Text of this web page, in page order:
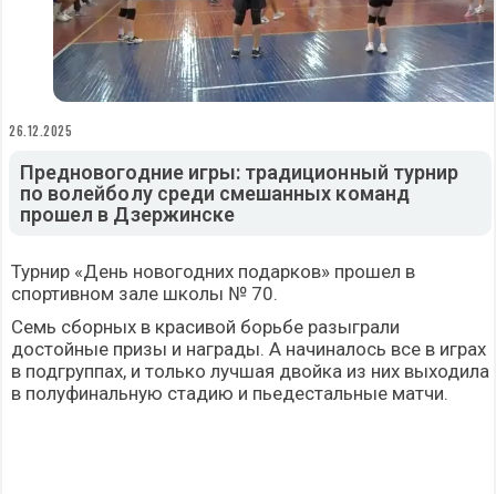
26.12.2025
Предновогодние игры: традиционный турнир
по волейболу среди смешанных команд
прошел в Дзержинске
Турнир «День новогодних подарков» прошел в
спортивном зале школы № 70.
Семь сборных в красивой борьбе разыграли
достойные призы и награды. А начиналось все в играх
в подгруппах, и только лучшая двойка из них выходила
в полуфинальную стадию и пьедестальные матчи.